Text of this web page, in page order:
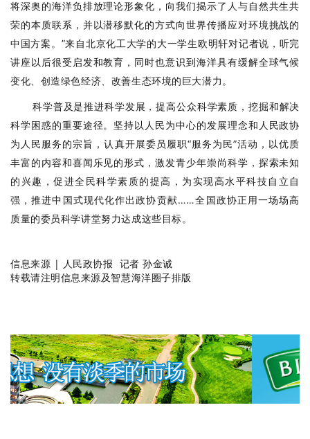
将深奥的海洋负排放理论形象化，向我们揭示了人与自然共生共
荣的本质联系，并以潜移默化的方式向世界传播应对环境挑战的
中国方案。”来自北京化工大学的大一学生欧明轩对记者说，听完
讲座以后很受启发和教育，同时也意识到海洋具有缓解全球气候
变化、创造绿色经济、改善生态环境的巨大潜力。
科学普及是推进科学发展，提高公众科学素质，挖掘和解决
科学困惑的重要途径。坚持以人民为中心的发展理念和人民政协
为人民服务的宗旨，认真开展委员履职“服务为民”活动，以优质
丰富的内容和喜闻乐见的形式，激发青少年崇尚科学，探索未知
的兴趣，促进全民科学素质的提高，为实现高水平科技自立自
强，推进中国式现代化作出政协贡献……全国政协正用一场场高
质量的委员科学讲堂努力达成这些目标。
信息来源 | 人民政协报 记者 孙金诚
转载请注明信息来源及智慧海洋圈子排版